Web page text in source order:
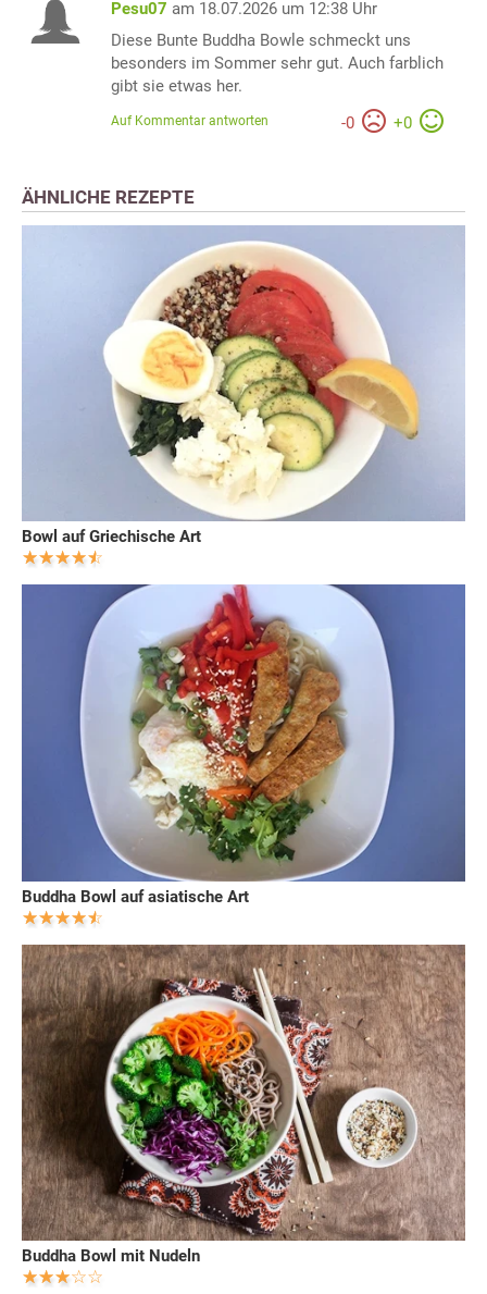
Pesu07 am 18.07.2026 um 12:38 Uhr
Diese Bunte Buddha Bowle schmeckt uns
besonders im Sommer sehr gut. Auch farblich
gibt sie etwas her.
-0 +0
Auf Kommentar antworten
ÄHNLICHE REZEPTE
Bowl auf Griechische Art
Buddha Bowl auf asiatische Art
Buddha Bowl mit Nudeln